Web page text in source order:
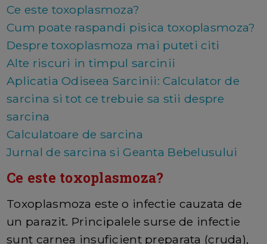
Ce este toxoplasmoza?
Cum poate raspandi pisica toxoplasmoza?
Despre toxoplasmoza mai puteti citi
Alte riscuri in timpul sarcinii
Aplicatia Odiseea Sarcinii: Calculator de
sarcina si tot ce trebuie sa stii despre
sarcina
Calculatoare de sarcina
Jurnal de sarcina si Geanta Bebelusului
Ce este toxoplasmoza?
Toxoplasmoza este o infectie cauzata de
un parazit. Principalele surse de infectie
sunt carnea insuficient preparata (cruda),